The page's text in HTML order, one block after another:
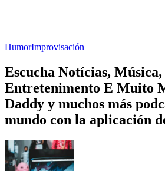
HumorImprovisación
Escucha Notícias,
Entretenimento E Muito
Daddy y muchos más
mundo con la aplicación